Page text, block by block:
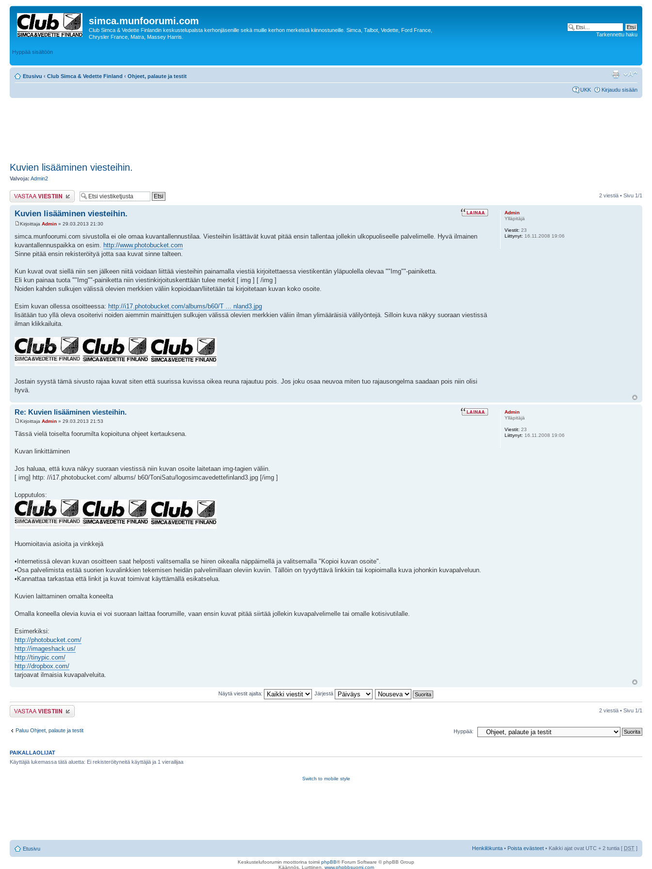
simca.munfoorumi.com
Club Simca & Vedette Finlandin keskustelupalsta kerhonjäsenille sekä muille kerhon merkeistä kiinnostuneille. Simca, Talbot, Vedette, Ford France,
Chrysler France, Matra, Massey Harris.
Hyppää sisältöön
Tarkennettu haku
Etusivu ‹ Club Simca & Vedette Finland ‹ Ohjeet, palaute ja testit
UKK Kirjaudu sisään
Kuvien lisääminen viesteihin.
Valvoja: Admin2
Lähetä vastaus 2 viestiä • Sivu 1/1
Kuvien lisääminen viesteihin.
Kirjoittaja Admin » 29.03.2013 21:30
simca.munfoorumi.com sivustolla ei ole omaa kuvantallennustilaa. Viesteihin lisättävät kuvat pitää ensin tallentaa jollekin ulkopuoliseelle palvelimelle. Hyvä ilmainen
kuvantallennuspaikka on esim. http://www.photobucket.com
Sinne pitää ensin rekisteröityä jotta saa kuvat sinne talteen.
Kun kuvat ovat siellä niin sen jälkeen niitä voidaan liittää viesteihin painamalla viestiä kirjoitettaessa viestikentän yläpuolella olevaa ""Img""-painiketta.
Eli kun painaa tuota ""Img""-painiketta niin viestinkirjoituskenttään tulee merkit [ img ] [ /img ]
Noiden kahden sulkujen välissä olevien merkkien väliin kopioidaan/liitetään tai kirjoitetaan kuvan koko osoite.
Esim kuvan ollessa osoitteessa: http://i17.photobucket.com/albums/b60/T ... nland3.jpg
lisätään tuo yllä oleva osoiterivi noiden aiemmin mainittujen sulkujen välissä olevien merkkien väliin ilman ylimääräisiä välilyöntejä. Silloin kuva näkyy suoraan viestissä
ilman klikkailuita.
Jostain syystä tämä sivusto rajaa kuvat siten että suurissa kuvissa oikea reuna rajautuu pois. Jos joku osaa neuvoa miten tuo rajausongelma saadaan pois niin olisi
hyvä.
Admin
Ylläpitäjä
Viestit: 23
Liittynyt: 16.11.2008 19:06
Re: Kuvien lisääminen viesteihin.
Kirjoittaja Admin » 29.03.2013 21:53
Tässä vielä toiselta foorumilta kopioituna ohjeet kertauksena.
Kuvan linkittäminen
Jos haluaa, että kuva näkyy suoraan viestissä niin kuvan osoite laitetaan img-tagien väliin.
[ img] http: //i17.photobucket.com/ albums/ b60/ToniSatu/logosimcavedettefinland3.jpg [/img ]
Lopputulos:
Huomioitavia asioita ja vinkkejä
•Internetissä olevan kuvan osoitteen saat helposti valitsemalla se hiiren oikealla näppäimellä ja valitsemalla "Kopioi kuvan osoite".
•Osa palvelimista estää suorien kuvalinkkien tekemisen heidän palvelimillaan oleviin kuviin. Tällöin on tyydyttävä linkkiin tai kopioimalla kuva johonkin kuvapalveluun.
•Kannattaa tarkastaa että linkit ja kuvat toimivat käyttämällä esikatselua.
Kuvien laittaminen omalta koneelta
Omalla koneella olevia kuvia ei voi suoraan laittaa foorumille, vaan ensin kuvat pitää siirtää jollekin kuvapalvelimelle tai omalle kotisivutilalle.
Esimerkiksi:
http://photobucket.com/
http://imageshack.us/
http://tinypic.com/
http://dropbox.com/
tarjoavat ilmaisia kuvapalveluita.
Admin
Ylläpitäjä
Viestit: 23
Liittynyt: 16.11.2008 19:06
Näytä viestit ajalta: Järjestä
Lähetä vastaus 2 viestiä • Sivu 1/1
Paluu Ohjeet, palaute ja testit Hyppää:
PAIKALLAOLIJAT
Käyttäjiä lukemassa tätä aluetta: Ei rekisteröityneitä käyttäjiä ja 1 vierailijaa
Switch to mobile style
Etusivu Henkilökunta • Poista evästeet • Kaikki ajat ovat UTC + 2 tuntia [ DST ]
Keskustelufoorumin moottorina toimii phpBB® Forum Software © phpBB Group
Käännös, Lurttinen, www.phpbbsuomi.com